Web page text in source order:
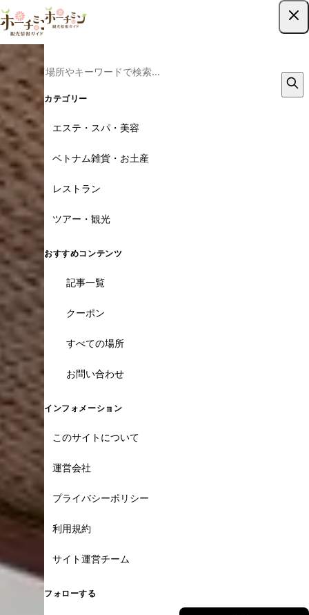
カテゴリー
エステ・スパ・美容
ベトナム雑貨・お土産
レストラン
ツアー・観光
おすすめコンテンツ
記事一覧
クーポン
すべての場所
お問い合わせ
インフォメーション
このサイトについて
運営会社
プライバシーポリシー
利用規約
サイト運営チーム
フォローする